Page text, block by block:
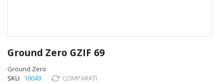
to
the
beginning
of
Ground Zero GZIF 69
Ground Zero
SKU
10049
COMPARAȚI